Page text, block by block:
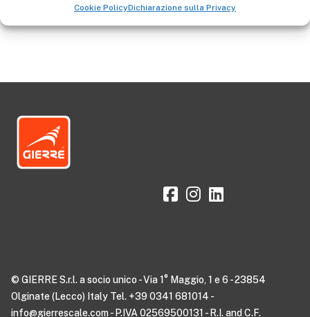
Cookie PolicyDichiarazione sulla Privacy
© GIERRE S.r.l. a socio unico - Via 1° Maggio, 1 e 6 - 23854
Olginate (Lecco) Italy Tel. +39 0341 681014 -
info@gierrescale.com - P.IVA 02569500131 - R.I. and C.F.